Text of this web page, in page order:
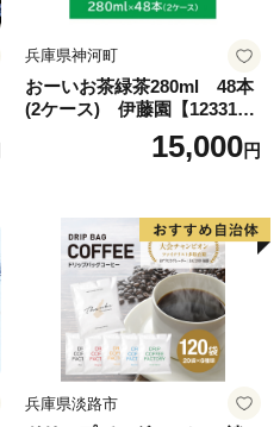
兵庫県神河町
おーいお茶緑茶280ml 48本
(2ケース) 伊藤園【123317
15,000円
兵庫県淡路市